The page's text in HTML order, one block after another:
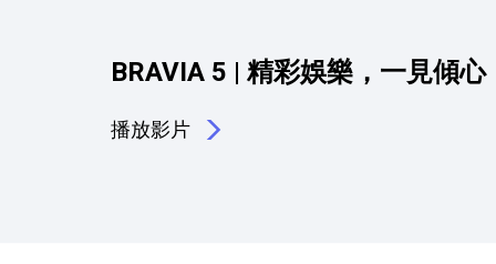
BRAVIA 5 | 精彩娛樂，一見傾心
播放影片